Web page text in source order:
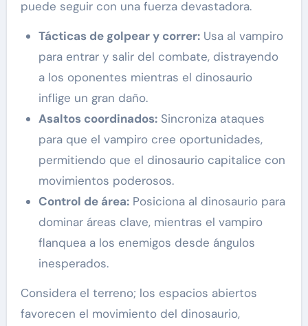
puede seguir con una fuerza devastadora.
Tácticas de golpear y correr:Usa al vampiro
para entrar y salir del combate, distrayendo
a los oponentes mientras el dinosaurio
inflige un gran daño.
Asaltos coordinados:Sincroniza ataques
para que el vampiro cree oportunidades,
permitiendo que el dinosaurio capitalice con
movimientos poderosos.
Control de área:Posiciona al dinosaurio para
dominar áreas clave, mientras el vampiro
flanquea a los enemigos desde ángulos
inesperados.
Considera el terreno; los espacios abiertos
favorecen el movimiento del dinosaurio,